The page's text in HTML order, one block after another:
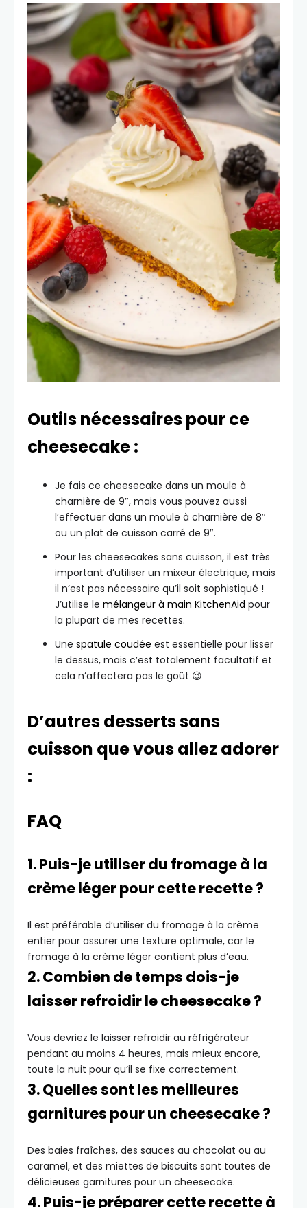
Outils nécessaires pour ce
cheesecake :
Je fais ce cheesecake dans un moule à
charnière de 9″, mais vous pouvez aussi
l’effectuer dans un moule à charnière de 8″
ou un plat de cuisson carré de 9″.
Pour les cheesecakes sans cuisson, il est très
important d’utiliser un mixeur électrique, mais
il n’est pas nécessaire qu’il soit sophistiqué !
J’utilise le mélangeur à main KitchenAid pour
la plupart de mes recettes.
Une spatule coudée est essentielle pour lisser
le dessus, mais c’est totalement facultatif et
cela n’affectera pas le goût 😉
D’autres desserts sans
cuisson que vous allez adorer
:
FAQ
1. Puis-je utiliser du fromage à la
crème léger pour cette recette ?
Il est préférable d’utiliser du fromage à la crème
entier pour assurer une texture optimale, car le
fromage à la crème léger contient plus d’eau.
2. Combien de temps dois-je
laisser refroidir le cheesecake ?
Vous devriez le laisser refroidir au réfrigérateur
pendant au moins 4 heures, mais mieux encore,
toute la nuit pour qu’il se fixe correctement.
3. Quelles sont les meilleures
garnitures pour un cheesecake ?
Des baies fraîches, des sauces au chocolat ou au
caramel, et des miettes de biscuits sont toutes de
délicieuses garnitures pour un cheesecake.
4. Puis-je préparer cette recette à